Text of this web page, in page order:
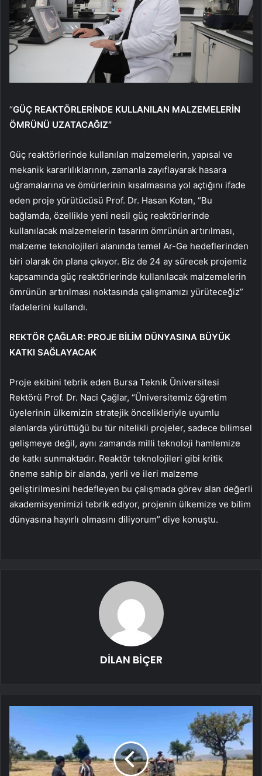
“GÜÇ REAKTÖRLERİNDE KULLANILAN MALZEMELERİN
ÖMRÜNÜ UZATACAĞIZ”
Güç reaktörlerinde kullanılan malzemelerin, yapısal ve
mekanik kararlılıklarının, zamanla zayıflayarak hasara
uğramalarına ve ömürlerinin kısalmasına yol açtığını ifade
eden proje yürütücüsü Prof. Dr. Hasan Kotan, “Bu
bağlamda, özellikle yeni nesil güç reaktörlerinde
kullanılacak malzemelerin tasarım ömrünün artırılması,
malzeme teknolojileri alanında temel Ar-Ge hedeflerinden
biri olarak ön plana çıkıyor. Biz de 24 ay sürecek projemiz
kapsamında güç reaktörlerinde kullanılacak malzemelerin
ömrünün artırılması noktasında çalışmamızı yürüteceğiz”
ifadelerini kullandı.
REKTÖR ÇAĞLAR: PROJE BİLİM DÜNYASINA BÜYÜK
KATKI SAĞLAYACAK
Proje ekibini tebrik eden Bursa Teknik Üniversitesi
Rektörü Prof. Dr. Naci Çağlar, “Üniversitemiz öğretim
üyelerinin ülkemizin stratejik öncelikleriyle uyumlu
alanlarda yürüttüğü bu tür nitelikli projeler, sadece bilimsel
gelişmeye değil, aynı zamanda milli teknoloji hamlemize
de katkı sunmaktadır. Reaktör teknolojileri gibi kritik
öneme sahip bir alanda, yerli ve ileri malzeme
geliştirilmesini hedefleyen bu çalışmada görev alan değerli
akademisyenimizi tebrik ediyor, projenin ülkemize ve bilim
dünyasına hayırlı olmasını diliyorum” diye konuştu.
DİLAN BİÇER